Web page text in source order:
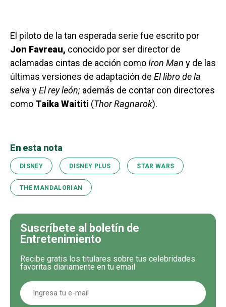
El piloto de la tan esperada serie fue escrito por
Jon Favreau, conocido por ser director de
aclamadas cintas de acción comoIron Man y de las
últimas versiones de adaptación de El libro de la
selva yEl rey león; además de contar con directores
como Taika Waititi (Thor Ragnarok).
En esta nota
DISNEY DISNEY PLUS STAR WARS
THE MANDALORIAN
Suscríbete al boletín de
Entretenimiento
Recibe gratis los titulares sobre tus celebridades
favoritas diariamente en tu email